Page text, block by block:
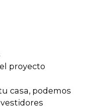
proyecto
casa, podemos